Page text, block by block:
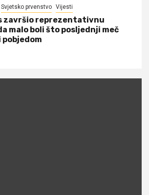
Svjetsko prvenstvo Vijesti
završio reprezentativnu
malo boli što posljednji meč